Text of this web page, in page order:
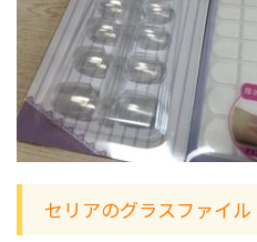
セリアのグラスファイ